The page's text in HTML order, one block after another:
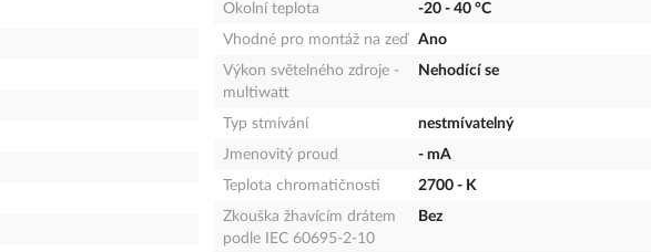
Okolní teplota
-20 - 40 °C
Vhodné pro montáž na zeď
Ano
Výkon světelného zdroje -
multiwatt
Nehodící se
Typ stmívání
nestmívatelný
Jmenovitý proud
- mA
Teplota chromatičnosti
2700 - K
Zkouška žhavícím drátem
podle IEC 60695-2-10
Bez